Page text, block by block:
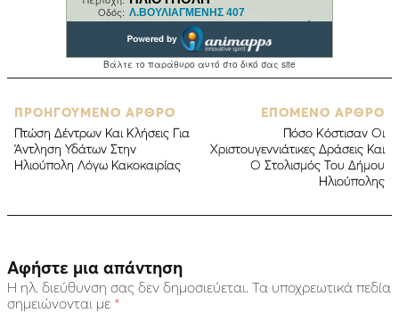
ΠΡΟΗΓΟΥΜΕΝΟ ΑΡΘΡΟ
Πτώση Δέντρων Και Κλήσεις Για
Άντληση Υδάτων Στην
Ηλιούπολη Λόγω Κακοκαιρίας
ΕΠΟΜΕΝΟ ΑΡΘΡΟ
Πόσο Κόστισαν Οι
Χριστουγεννιάτικες Δράσεις Και
Ο Στολισμός Του Δήμου
Ηλιούπολης
Αφήστε μια απάντηση
Η ηλ. διεύθυνση σας δεν δημοσιεύεται. Τα υποχρεωτικά πεδία
σημειώνονται με *